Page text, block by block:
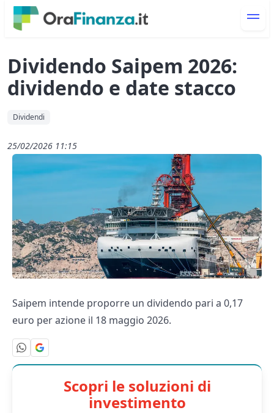
Dividendo Saipem 2026:
dividendo e date stacco
Dividendi
25/02/2026 11:15
Saipem intende proporre un dividendo pari a 0,17
euro per azione il 18 maggio 2026.
Scopri le soluzioni di
investimento